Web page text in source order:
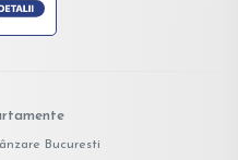
Bucuresti